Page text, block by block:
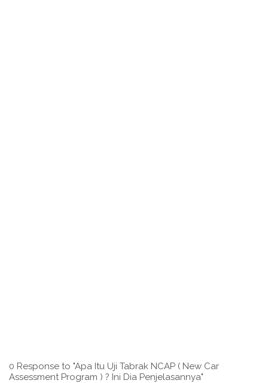
0 Response to "Apa Itu Uji Tabrak NCAP ( New Car
Assessment Program ) ? Ini Dia Penjelasannya"